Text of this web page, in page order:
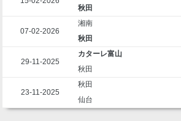
秋田
07-02-2026
湘南
秋田
29-11-2025
カターレ富山
秋田
23-11-2025
秋田
仙台